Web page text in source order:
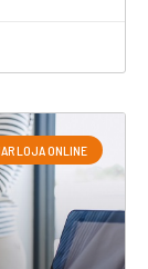
LOJA ONLINE